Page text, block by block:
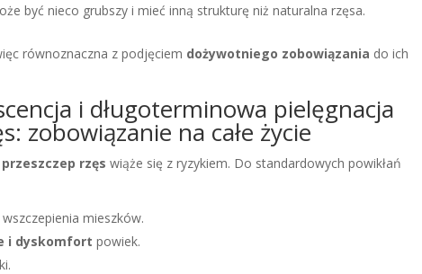
być nieco grubszy i mieć inną strukturę niż naturalna rzęsa.
równoznaczna z podjęciem dożywotniego zobowiązania do ich
i długoterminowa pielęgnacja
zobowiązanie na całe życie
przeszczep rzęs wiąże się z ryzykiem. Do standardowych powikłań
mieszków.
i dyskomfort powiek.